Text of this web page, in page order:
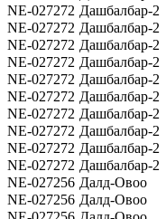
NE-027272 Дашбалбар-2
NE-027272 Дашбалбар-2
NE-027272 Дашбалбар-2
NE-027272 Дашбалбар-2
NE-027272 Дашбалбар-2
NE-027272 Дашбалбар-2
NE-027272 Дашбалбар-2
NE-027272 Дашбалбар-2
NE-027272 Дашбалбар-2
NE-027272 Дашбалбар-2
NE-027256 Далд-Овоо
NE-027256 Далд-Овоо